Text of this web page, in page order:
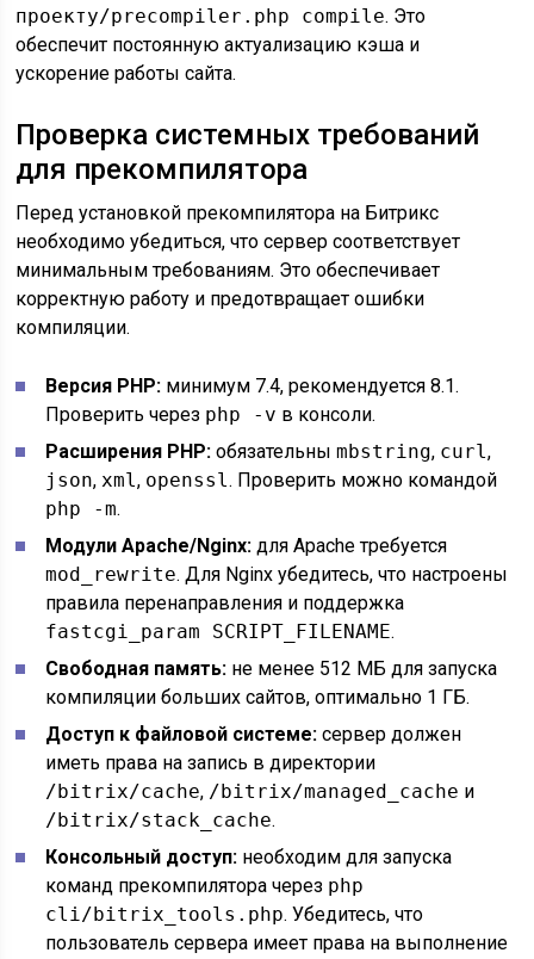
проекту/precompiler.php compile. Это
обеспечит постоянную актуализацию кэша и
ускорение работы сайта.
Проверка системных требований
для прекомпилятора
Перед установкой прекомпилятора на Битрикс
необходимо убедиться, что сервер соответствует
минимальным требованиям. Это обеспечивает
корректную работу и предотвращает ошибки
компиляции.
Версия PHP: минимум 7.4, рекомендуется 8.1.
Проверить через php -v в консоли.
Расширения PHP: обязательныmbstring, curl,
json,xml, openssl. Проверить можно командой
php -m.
Модули Apache/Nginx: для Apache требуется
mod_rewrite. Для Nginx убедитесь, что настроены
правила перенаправления и поддержка
fastcgi_param SCRIPT_FILENAME.
Свободная память: не менее 512 МБ для запуска
компиляции больших сайтов, оптимально 1 ГБ.
Доступ к файловой системе: сервер должен
иметь права на запись в директории
/bitrix/cache, /bitrix/managed_cache и
/bitrix/stack_cache.
Консольный доступ: необходим для запуска
команд прекомпилятора через php
cli/bitrix_tools.php. Убедитесь, что
пользователь сервера имеет права на выполнение